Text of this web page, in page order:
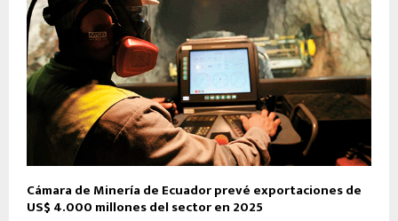
Cámara de Minería de Ecuador prevé exportaciones de
US$ 4.000 millones del sector en 2025